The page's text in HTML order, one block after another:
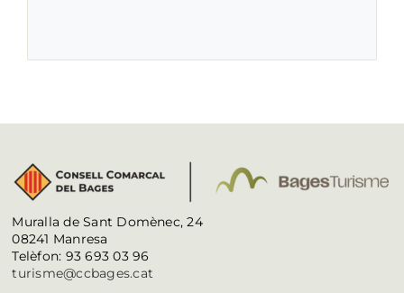
Muralla de Sant Domènec, 24
08241 Manresa
Telèfon: 93 693 03 96
turisme@ccbages.cat